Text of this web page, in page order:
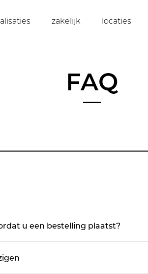
zakelijk locaties
FAQ
u een bestelling plaatst?